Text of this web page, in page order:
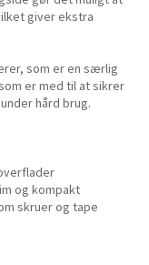
giver ekstra
som er en særlig
er med til at sikrer
hård brug.
og kompakt
skruer og tape